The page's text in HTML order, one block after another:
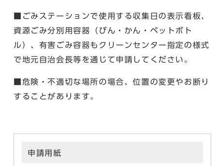
■ごみステーションで使用する収集日の表示看板、
資源ごみ分別用容器（びん・かん・ペットボト
ル）、有害ごみ容器もクリーンセンター指定の様式
で地元自治会長等を通じて申請してください。
■危険・不適切な場所の場合、位置の変更やお断り
することがあります。
申請用紙